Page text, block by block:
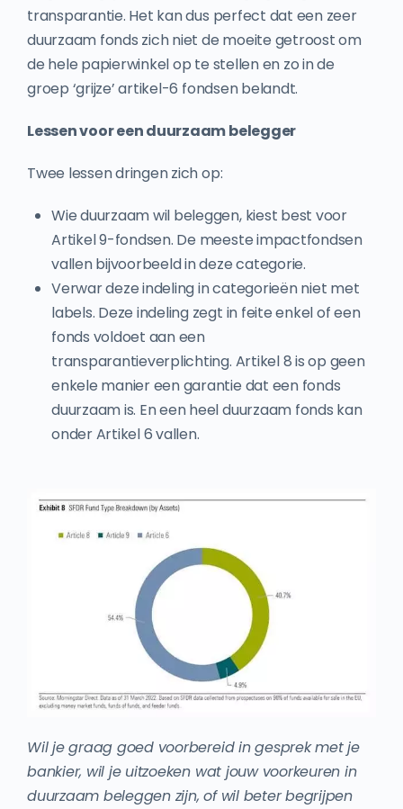
transparantie. Het kan dus perfect dat een zeer
duurzaam fonds zich niet de moeite getroost om
de hele papierwinkel op te stellen en zo in de
groep ‘grijze’ artikel-6 fondsen belandt.
Lessen voor een duurzaam belegger
Twee lessen dringen zich op:
Wie duurzaam wil beleggen, kiest best voor
Artikel 9-fondsen. De meeste impactfondsen
vallen bijvoorbeeld in deze categorie.
Verwar deze indeling in categorieën niet met
labels. Deze indeling zegt in feite enkel of een
fonds voldoet aan een
transparantieverplichting. Artikel 8 is op geen
enkele manier een garantie dat een fonds
duurzaam is. En een heel duurzaam fonds kan
onder Artikel 6 vallen.
Wil je graag goed voorbereid in gesprek met je
bankier, wil je uitzoeken wat jouw voorkeuren in
duurzaam beleggen zijn, of wil beter begrijpen